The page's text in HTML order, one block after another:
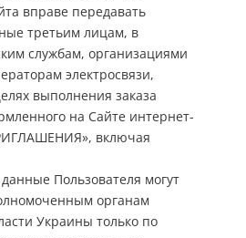
вправе передавать
третьим лицам, в
службам, организациями
электросвязи,
выполнения заказа
на Сайте интернет-
включая
Пользователя могут
органам
Украины только по